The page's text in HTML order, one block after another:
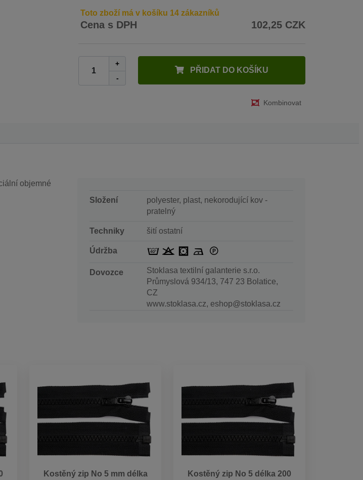
Toto zboží má v košíku 14 zákazníků
Cena s DPH 102,25 CZK
+
-
PŘIDAT DO KOŠÍKU
Kombinovat
objemné
Složení
polyester, plast, nekorodující kov -
pratelný
Techniky šití ostatní
Údržba
Dovozce
Stoklasa textilní galanterie s.r.o.
Průmyslová 934/13, 747 23 Bolatice,
CZ
www.stoklasa.cz, eshop@stoklasa.cz
Kostěný zip No 5 mm délka
Kostěný zip No 5 délka 200